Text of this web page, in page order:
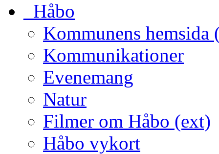
_Håbo
Kommunens hemsida
Kommunikationer
Evenemang
Natur
Filmer om Håbo (ext)
Håbo vykort